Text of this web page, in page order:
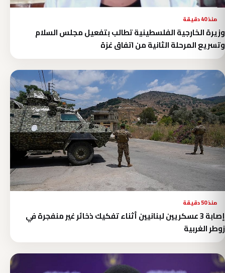
منذ 40 دقيقة
وزيرة الخارجية الفلسطينية تطالب بتفعيل مجلس السلام
وتسريع المرحلة الثانية من اتفاق غزة
منذ 50 دقيقة
إصابة 3 عسكريين لبنانيين أثناء تفكيك ذخائر غير منفجرة في
زوطر الغربية